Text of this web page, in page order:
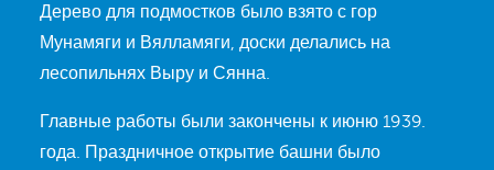
Дерево для подмостков было взято с гор
Мунамяги и Вялламяги, доски делались на
лесопильнях Выру и Сянна.
Главные работы были закончены к июню 1939.
года. Праздничное открытие башни было